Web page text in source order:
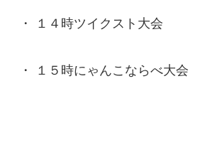
１４時ツイクスト大会
１５時にゃんこならべ大会